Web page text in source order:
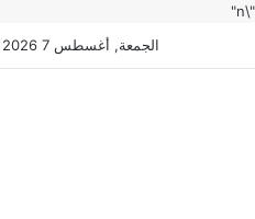
"\n"
الجمعة, أغسطس 7 2026